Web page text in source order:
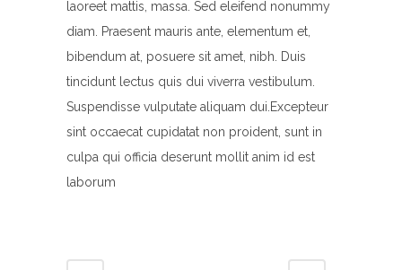
laoreet mattis, massa. Sed eleifend nonummy
diam. Praesent mauris ante, elementum et,
bibendum at, posuere sit amet, nibh. Duis
tincidunt lectus quis dui viverra vestibulum.
Suspendisse vulputate aliquam dui.Excepteur
sint occaecat cupidatat non proident, sunt in
culpa qui officia deserunt mollit anim id est
laborum